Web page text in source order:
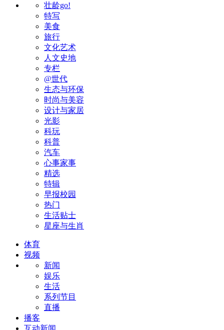
壮龄go!
特写
美食
旅行
文化艺术
人文史地
专栏
@世代
生态与环保
时尚与美容
设计与家居
光影
科玩
科普
汽车
心事家事
精选
特辑
早报校园
热门
生活贴士
星座与生肖
体育
视频
新闻
娱乐
生活
系列节目
直播
播客
互动新闻